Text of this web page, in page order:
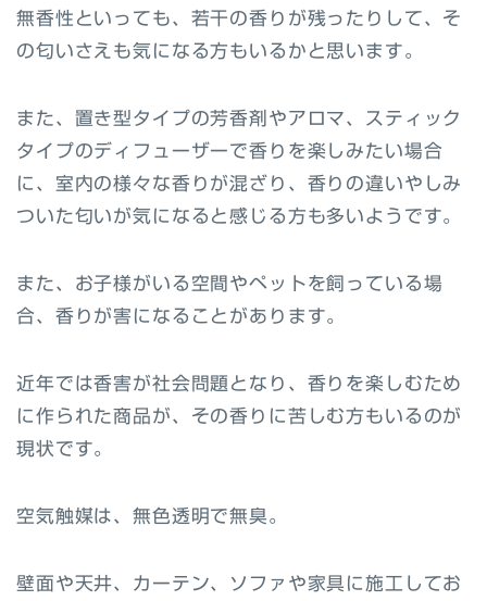
無香性といっても、若干の香りが残ったりして、そ
の匂いさえも気になる方もいるかと思います。
また、置き型タイプの芳香剤やアロマ、スティック
タイプのディフューザーで香りを楽しみたい場合
に、室内の様々な香りが混ざり、香りの違いやしみ
ついた匂いが気になると感じる方も多いようです。
また、お子様がいる空間やペットを飼っている場
合、香りが害になることがあります。
近年では香害が社会問題となり、香りを楽しむため
に作られた商品が、その香りに苦しむ方もいるのが
現状です。
空気触媒は、無色透明で無臭。
壁面や天井、カーテン、ソファや家具に施工してお